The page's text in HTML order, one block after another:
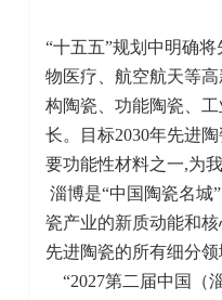
“十五五”规划中明确
物医疗、航空航天等
构陶瓷、功能陶瓷、
长。目标2030年先进
要功能性材料之一,为
淄博是“中国陶瓷名城
瓷产业的新质动能和
先进陶瓷的所有细分
“2027第二届中国（